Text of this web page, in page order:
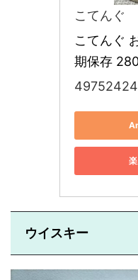
こてんぐ
こてんぐ
期保存
ウイスキー